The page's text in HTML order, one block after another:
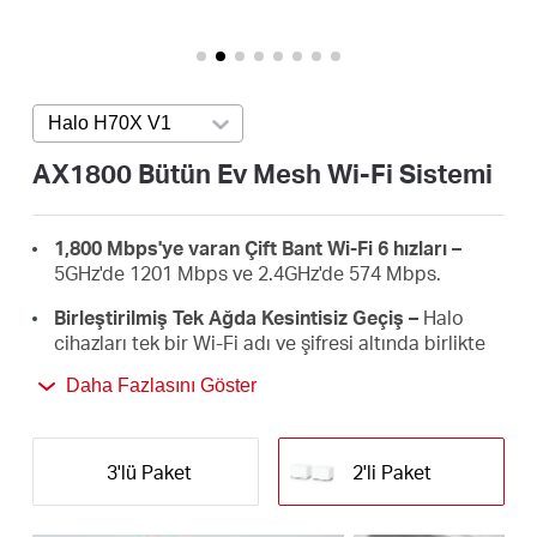
Halo H70X V1 Press enter to open version list
AX1800 Bütün Ev Mesh Wi-Fi Sistemi
1,800 Mbps'ye varan Çift Bant Wi-Fi 6 hızları –
5GHz'de 1201 Mbps ve 2.4GHz'de 574 Mbps.
Birleştirilmiş Tek Ağda Kesintisiz Geçiş –Halo
cihazları tek bir Wi-Fi adı ve şifresi altında birlikte
otomatik geçiş yapar.
Bütün Ev Kapsama Alanı –Yüksek hızlı Wi-Fi ile 350
m² kapsama alanında olup evinizdeki ölü WiFi
noktaları ortadan kaldırır.
150'den fazla Cihaz Bağlantısı –150'den fazla
Daha Fazlasını Göster
3'lü Paket 2'li Paket